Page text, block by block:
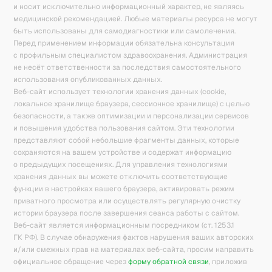
и носит исключительно информационный характер, не являясь
медицинской рекомендацией. Любые материалы ресурса не могут
быть использованы для самодиагностики или самолечения.
Перед применением информации обязательна консультация
с профильным специалистом здравоохранения. Администрация
не несёт ответственности за последствия самостоятельного
использования опубликованных данных.
Веб-сайт использует технологии хранения данных (cookie,
локальное хранилище браузера, сессионное хранилище) с целью
безопасности, а также оптимизации и персонализации сервисов
и повышения удобства пользования сайтом. Эти технологии
представляют собой небольшие фрагменты данных, которые
сохраняются на вашем устройстве и содержат информацию
о предыдущих посещениях. Для управления технологиями
хранения данных вы можете отключить соответствующие
функции в настройках вашего браузера, активировать режим
приватного просмотра или осуществлять регулярную очистку
истории браузера после завершения сеанса работы с сайтом.
Веб-сайт является информационным посредником (ст. 1253.1
ГК РФ). В случае обнаружения фактов нарушения ваших авторских
и/или смежных прав на материалах веб-сайта, просим направить
официальное обращение через форму обратной связи, приложив